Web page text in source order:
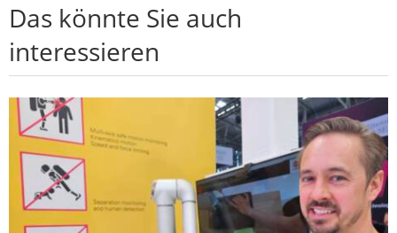
Das könnte Sie auch
interessieren